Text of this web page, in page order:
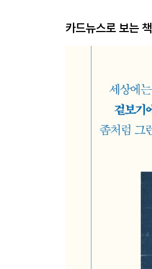
카드뉴스로 보는 책